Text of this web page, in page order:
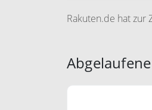
Rakuten.de hat zur